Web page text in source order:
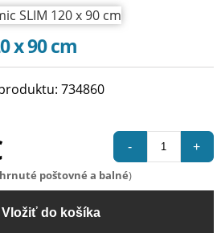
x 90 cm
734860
+
-
poštovné a balné)